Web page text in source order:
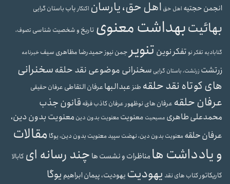
انجمن حجتیه اهل حق اهل حق، یارسان اکنکارباب باستان گرایی
بهائیتبهداشت معنوی تاریخ و شخصیت شناسی تصوف،
گنابادیه تفکر نوتفکر نوین تنویرجمن نیوزحمیدرضا مظاهری سیفخبرنامه
زرتشت زرتشت، باستان گرایی سخنرانی موضوعی نقد حلقهسخنرانی
های کوتاه نقد حلقه طنزعبدالبهاعرفان التقاطی عرفان حقیقی
عرفان حلقه عرفان های نوظهورعرفان کاذبفرقه قانون جذب
محمدعلی طاهری مسیحیت معنویت معنویت بدون دین معنویت بدون دین،
عرفان حلقه معنویت بدون دین، نهضت سپیدمعنویت بدون دین، یوگا مقالات
و یادداشت هامناظرات و نشست ها چند رسانه ای کابالا
کاریکاتورکتاب های نقد یهودیت یهودیت، پیمان ابراهیم یوگا